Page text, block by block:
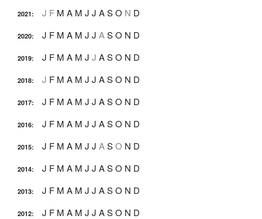
2021: J F M A M J J ASO N D
2020: J F M A M J J ASO N D
2019: J F M A M J J ASO N D
2018: J F M A M J J ASO N D
2017: J F M A M J J ASO N D
2016: J F M A M J J ASO N D
2015: J F M A M J J ASO N D
2014: J F M A M J J ASO N D
2013: J F M A M J J ASO N D
2012: J F M A M J J ASO N D